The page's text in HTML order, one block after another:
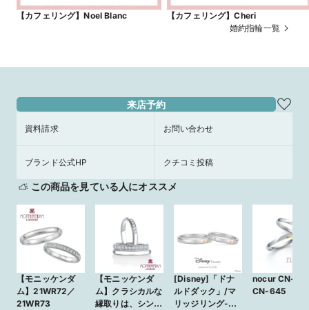
【カフェリング】Noel Blanc
【カフェリング】Cheri
婚約指輪一覧
来店予約
資料請求 お問い合わせ
ブランド公式HP クチコミ投稿
この商品を見ている人にオススメ
【モニッケンダ
ム】21WR72／
21WR73
【モニッケンダ
ム】クラシカルな
縁取りは、シンプ
[Disney]「ドナ
ルドダック」/マ
リッジリング-
nocur CN-
CN-645